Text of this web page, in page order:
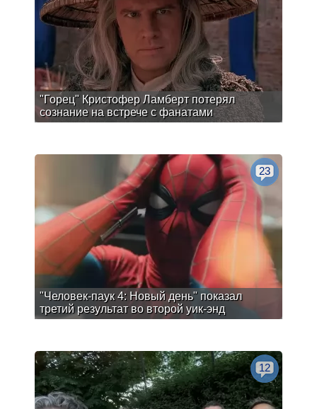
"Горец" Кристофер Ламберт потерял
сознание на встрече с фанатами
"Человек-паук 4: Новый день" показал
третий результат во второй уик-энд
23
12